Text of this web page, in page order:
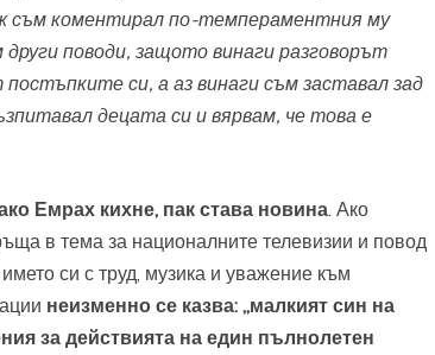
съм коментирал по-темпераментния му
поводи, защото винаги разговорът
си, а аз винаги съм заставал зад
децата си и вярвам, че това е
Емрах кихне, пак става новина . Ако
в тема за националните телевизии и повод
си с труд, музика и уважение към
неизменно се казва: „малкият син на
за действията на един пълнолетен